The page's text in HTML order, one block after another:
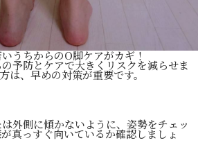
うちからのO脚ケアがカギ！
予防とケアで大きくリスクを減らせま
は、早めの対策が重要です。
外側に傾かないように、姿勢をチェッ
真っすぐ向いているか確認しましょ